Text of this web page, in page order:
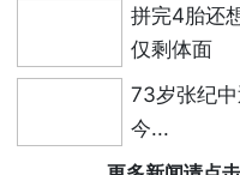
拼完4胎还
仅剩体面
73岁张纪
今...